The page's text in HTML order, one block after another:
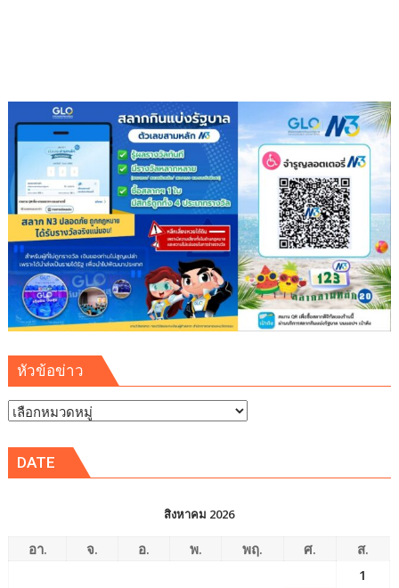
หัวข้อข่าว
หัวข้อ
DATE
สิงหาคม 2026
อา. จ. อ. พ. พฤ. ศ.
ส.
1